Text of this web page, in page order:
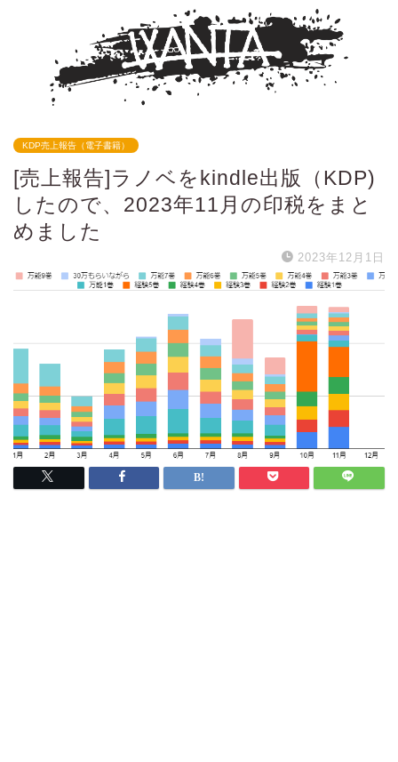
KDP売上報告（電子書籍）
[売上報告]ラノベをkindle出版（KDP)
したので、2023年11月の印税をまと
めました
2023年12月1日